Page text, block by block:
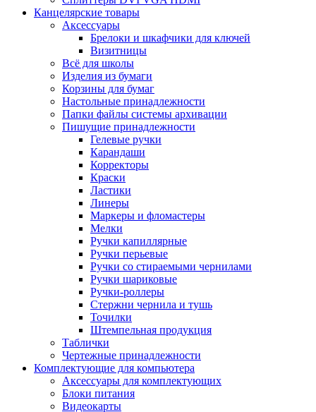
Канцелярские товары
Аксессуары
Брелоки и шкафчики для ключей
Визитницы
Всё для школы
Изделия из бумаги
Корзины для бумаг
Настольные принадлежности
Папки файлы системы архивации
Пишущие принадлежности
Гелевые ручки
Карандаши
Корректоры
Краски
Ластики
Линеры
Маркеры и фломастеры
Мелки
Ручки капиллярные
Ручки перьевые
Ручки со стираемыми чернилами
Ручки шариковые
Ручки-роллеры
Стержни чернила и тушь
Точилки
Штемпельная продукция
Таблички
Чертежные принадлежности
Комплектующие для компьютера
Аксессуары для комплектующих
Блоки питания
Видеокарты